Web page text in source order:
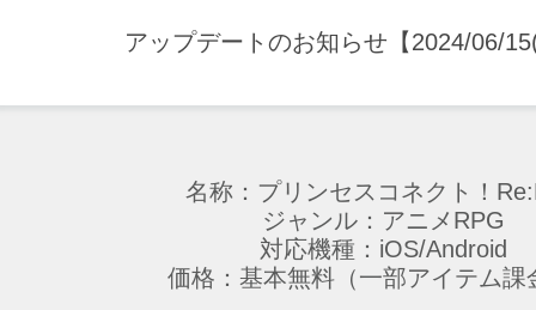
アップデートのお知らせ【2024/06/
名称：プリンセスコネクト！
ジャンル：アニメRPG
対応機種：iOS/Android
価格：基本無料（一部アイテム課